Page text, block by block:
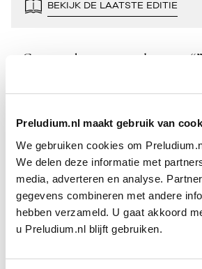
Preludium.nl maakt gebruik van
We gebruiken cookies om
We delen deze informatie met
media, adverteren en analyse.
gegevens combineren met andere
hebben verzameld. U gaat akkoord
u Preludium.nl blijft gebruiken.
BEKIJK DE LAATSTE EDITIE
Geen resultaten gevonden voor “”.